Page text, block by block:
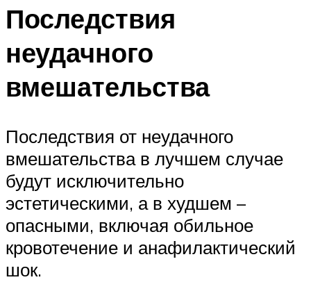
Последствия
неудачного
вмешательства
Последствия от неудачного
вмешательства в лучшем случае
будут исключительно
эстетическими, а в худшем –
опасными, включая обильное
кровотечение и анафилактический
шок.